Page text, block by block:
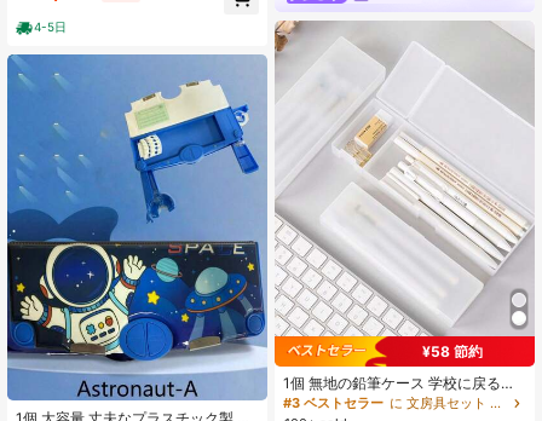
グッズ 収納 バッグ 韓国系 おしゃれ
高校生 通学 ギフト プレゼント 新生
活 白 水玉 スター 貝殻 デザイン
4-5日
¥58 節約
1個 無地の鉛筆ケース 学校に戻る、
ペンケース、学用品バッグ 学校シー
ズンの学生用品に適しています ペン
#3 ベストセラー
に 文房具セット ペン、鉛筆、マーカーケース